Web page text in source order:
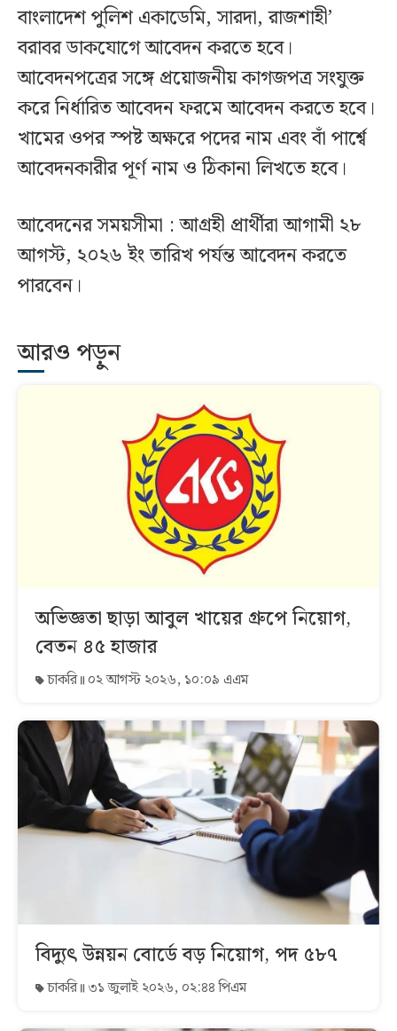
বাংলাদেশ পুলিশ একাডেমি, সারদা, রাজশাহী’
বরাবর ডাকযোগে আবেদন করতে হবে।
আবেদনপত্রের সঙ্গে প্রয়োজনীয় কাগজপত্র সংযুক্ত
করে নির্ধারিত আবেদন ফরমে আবেদন করতে হবে।
খামের ওপর স্পষ্ট অক্ষরে পদের নাম এবং বাঁ পার্শ্বে
আবেদনকারীর পূর্ণ নাম ও ঠিকানা লিখতে হবে।
আবেদনের সময়সীমা : আগ্রহী প্রার্থীরা আগামী ২৮
আগস্ট, ২০২৬ ইং তারিখ পর্যন্ত আবেদন করতে
পারবেন।
আরও পড়ুন
অভিজ্ঞতা ছাড়া আবুল খায়ের গ্রুপে নিয়োগ,
বেতন ৪৫ হাজার
চাকরি ০২ আগস্ট ২০২৬, ১০:০৯ এএম
বিদ্যুৎ উন্নয়ন বোর্ডে বড় নিয়োগ, পদ ৫৮৭
চাকরি ৩১ জুলাই ২০২৬, ০২:৪৪ পিএম